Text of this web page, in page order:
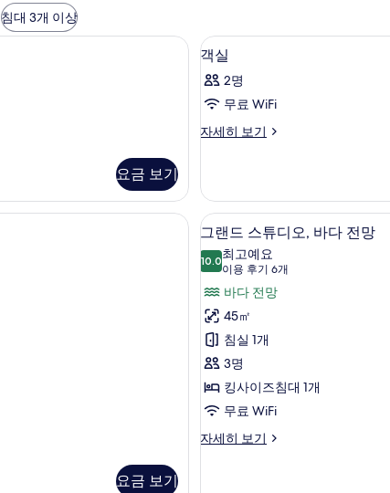
침대 3개 이상
고급 침구, 오리/거위털 이불, 무료 미니바 품목, 객실 내 금고
요금 보기
객
실
사
모
보
기
5
객실
2명
무료 WiFi
자세히 보기
객
히
보
기
스튜디오, 바다 전망 | 고급 침구, 오리/거위털 이불, 무료 미니바 품목, 객실
요금 보기
그
랜
드
스
튜
디
오,
바
다
전
5
그랜드 스튜디오, 바다 전망
10.010.0점 만점 중 10점
최고예요
이용 후기 6개
(이
용
후
기
6
개)
바다 전망
45㎡
침실 1개
3명
킹사이즈침대 1개
무료 WiFi
자세히 보기
그